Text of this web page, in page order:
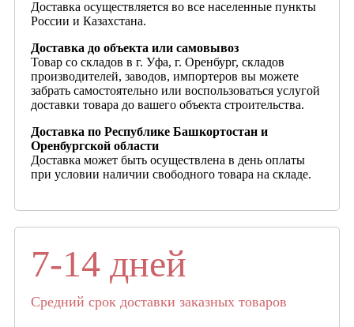
Доставка осуществляется во все населенные пункты
России и Казахстана.
Доставка до объекта или самовывоз
Товар со складов в г. Уфа, г. Оренбург, складов
производителей, заводов, импортеров вы можете
забрать самостоятельно или воспользоваться услугой
доставки товара до вашего объекта строительства.
Доставка по Республике Башкортостан и
Оренбургской области
Доставка может быть осуществлена в день оплаты
при условии наличии свободного товара на складе.
7-14 дней
Средний срок доставки заказных товаров